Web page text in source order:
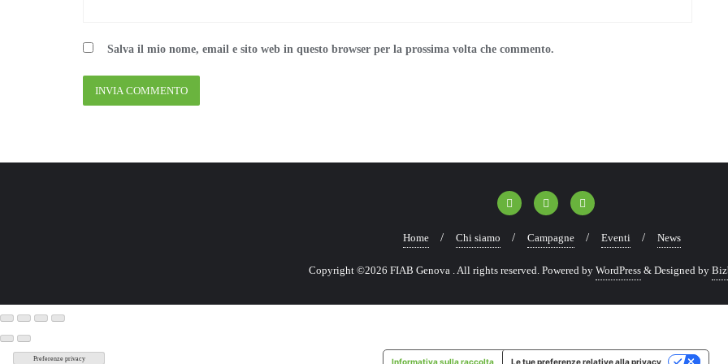
Salva il mio nome, email e sito web in questo browser per la prossima volta che commento.
Home Chi siamo Campagne Eventi News
Copyright ©2026 FIAB Genova . All rights reserved. Powered by WordPress & Designed by
Informativa sulla raccolta Le tue preferenze relative alla privacy